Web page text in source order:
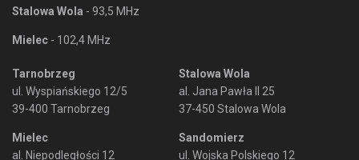
Stalowa Wola - 93,5 MHz
Mielec - 102,4 MHz
Tarnobrzeg
ul. Wyspiańskiego 12/5
39-400 Tarnobrzeg
Mielec
al. Niepodległości 12
Stalowa Wola
al. Jana Pawła II 25
37-450 Stalowa Wola
Sandomierz
ul. Wojska Polskiego 12